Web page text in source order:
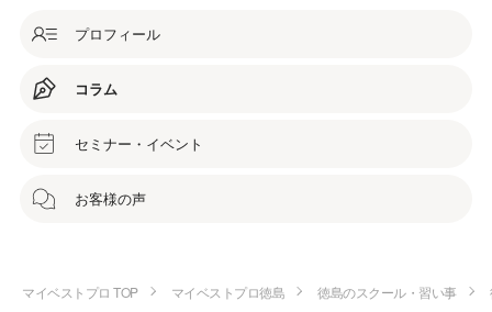
プロフィール
コラム
セミナー・イベント
お客様の声
マイベストプロ TOP マイベストプロ徳島 徳島のスクール・習い事